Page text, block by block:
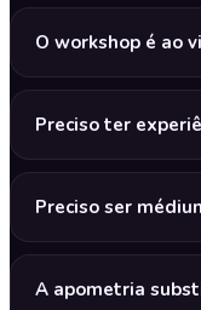
O workshop é ao
Preciso ter
Preciso ser
A apometria